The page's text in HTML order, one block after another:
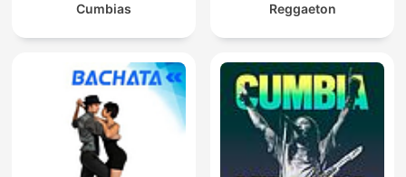
Cumbias Reggaeton